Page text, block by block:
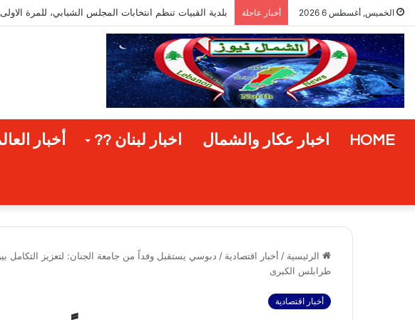
الخميس, أغسطس 6 2026 أخبار عاجلة نائب رئيس بلدية عكار العتيقة الاستاذ صالح جنيد: نقف
HOME اخبار عكار والشمال اخبار لبنان ?? أخبار
الرئيسية / أخبار اقتصادية / دبوسي يستقبل وفداً من جامعة الجنان: لتعزيز التكامل
طرابلس الكبرى
أخبار اقتصادية